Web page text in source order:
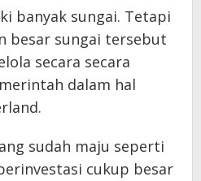
banyak sungai. Tetapi
besar sungai tersebut
secara secara
dalam hal
sudah maju seperti
cukup besar